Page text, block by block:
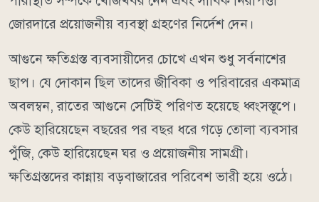
জোরদারে প্রয়োজনীয় ব্যবস্থা গ্রহণের নির্দেশ দেন।
আগুনে ক্ষতিগ্রস্ত ব্যবসায়ীদের চোখে এখন শুধু সর্বনাশের
ছাপ। যে দোকান ছিল তাদের জীবিকা ও পরিবারের একমাত্র
অবলম্বন, রাতের আগুনে সেটিই পরিণত হয়েছে ধ্বংসস্তূপে।
কেউ হারিয়েছেন বছরের পর বছর ধরে গড়ে তোলা ব্যবসার
পুঁজি, কেউ হারিয়েছেন ঘর ও প্রয়োজনীয় সামগ্রী।
ক্ষতিগ্রস্তদের কান্নায় বড়বাজারের পরিবেশ ভারী হয়ে ওঠে।